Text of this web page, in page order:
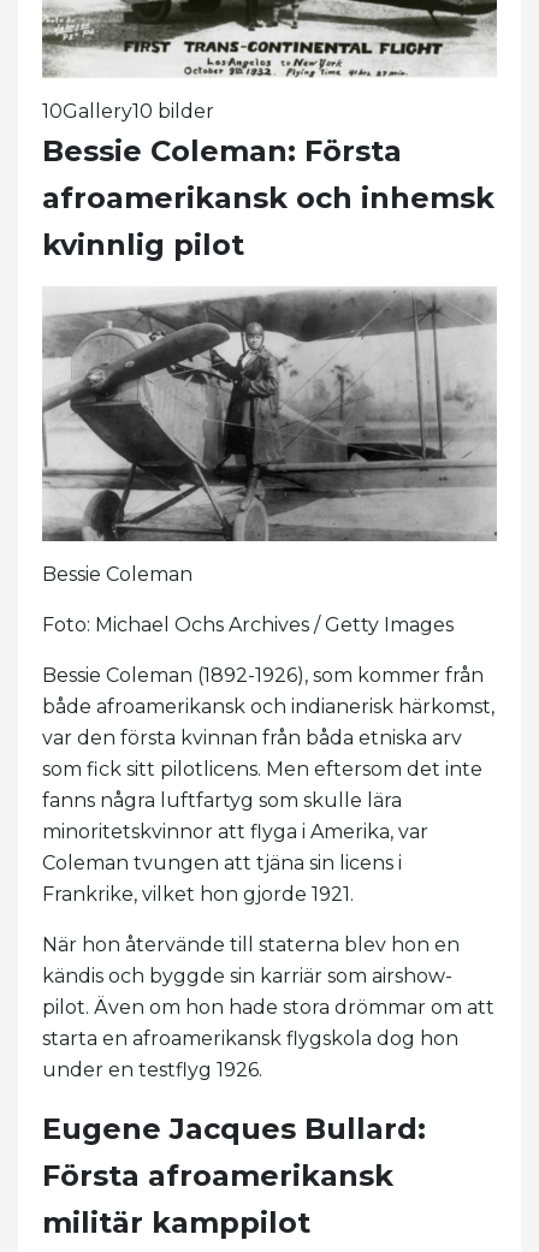
10Gallery10 bilder
Bessie Coleman: Första
afroamerikansk och inhemsk
kvinnlig pilot
Bessie Coleman
Foto: Michael Ochs Archives / Getty Images
Bessie Coleman (1892-1926), som kommer från
både afroamerikansk och indianerisk härkomst,
var den första kvinnan från båda etniska arv
som fick sitt pilotlicens. Men eftersom det inte
fanns några luftfartyg som skulle lära
minoritetskvinnor att flyga i Amerika, var
Coleman tvungen att tjäna sin licens i
Frankrike, vilket hon gjorde 1921.
När hon återvände till staterna blev hon en
kändis och byggde sin karriär som airshow-
pilot. Även om hon hade stora drömmar om att
starta en afroamerikansk flygskola dog hon
under en testflyg 1926.
Eugene Jacques Bullard:
Första afroamerikansk
militär kamppilot